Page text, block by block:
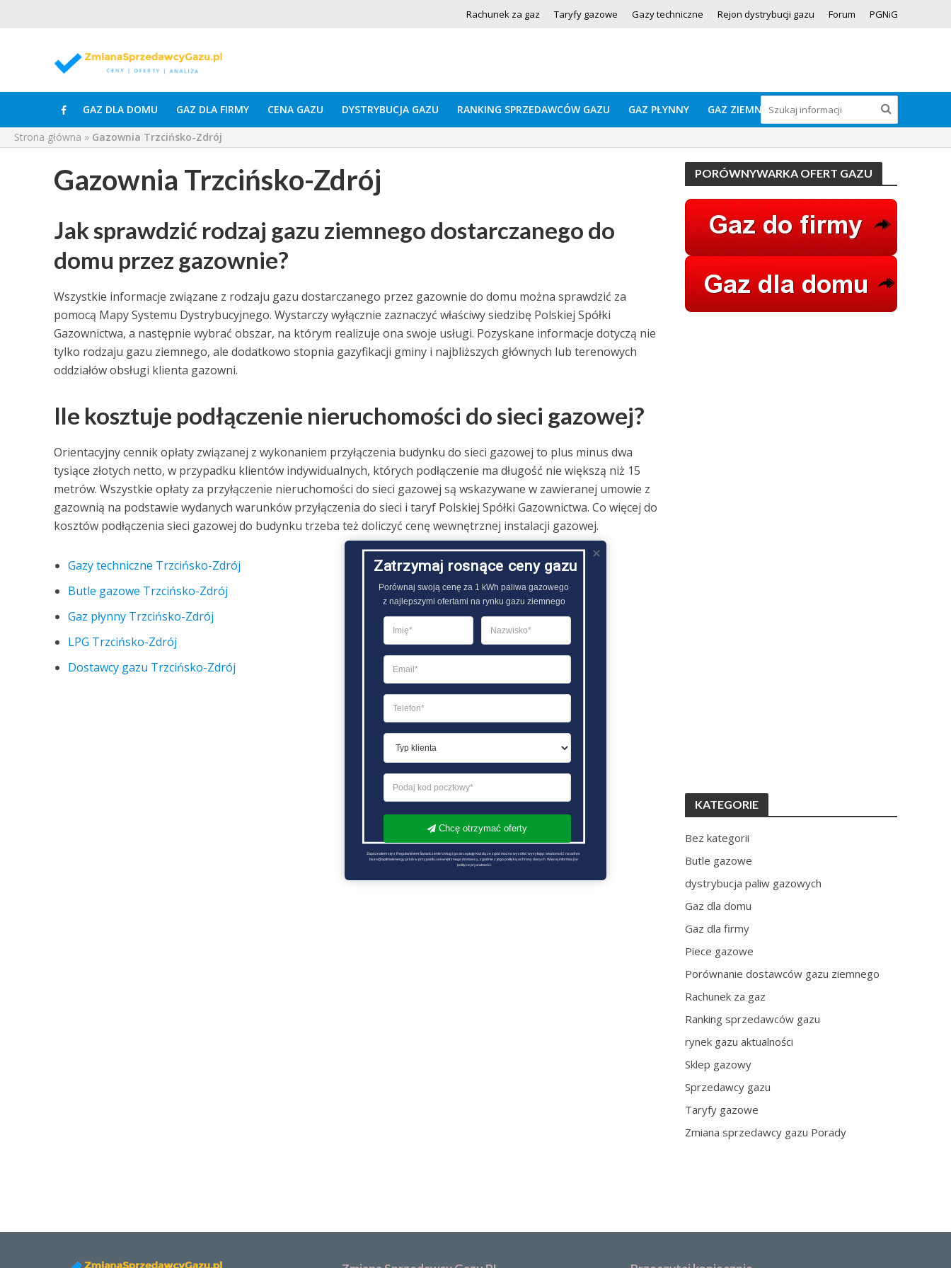
Rachunek za gaz Taryfy gazowe Gazy techniczne Rejon dystrybucji gazu Forum PGNiG
GAZ DLA DOMU GAZ DLA FIRMY CENA GAZU DYSTRYBUCJA GAZU RANKING SPRZEDAWCÓW GAZU GAZ PŁYNNY GAZ ZIEMNY
Strona główna » Gazownia Trzcińsko-Zdrój
Gazownia Trzcińsko-Zdrój
Jak sprawdzić rodzaj gazu ziemnego dostarczanego do
domu przez gazownie?
Wszystkie informacje związane z rodzaju gazu dostarczanego przez gazownie do domu można sprawdzić za
pomocą Mapy Systemu Dystrybucyjnego. Wystarczy wyłącznie zaznaczyć właściwy siedzibę Polskiej Spółki
Gazownictwa, a następnie wybrać obszar, na którym realizuje ona swoje usługi. Pozyskane informacje dotyczą nie
tylko rodzaju gazu ziemnego, ale dodatkowo stopnia gazyfikacji gminy i najbliższych głównych lub terenowych
oddziałów obsługi klienta gazowni.
Ile kosztuje podłączenie nieruchomości do sieci gazowej?
Orientacyjny cennik opłaty związanej z wykonaniem przyłączenia budynku do sieci gazowej to plus minus dwa
tysiące złotych netto, w przypadku klientów indywidualnych, których podłączenie ma długość nie większą niż 15
metrów. Wszystkie opłaty za przyłączenie nieruchomości do sieci gazowej są wskazywane w zawieranej umowie z
gazownią na podstawie wydanych warunków przyłączenia do sieci i taryf Polskiej Spółki Gazownictwa. Co więcej do
kosztów podłączenia sieci gazowej do budynku trzeba też doliczyć cenę wewnętrznej instalacji gazowej.
Gazy techniczne Trzcińsko-Zdrój
Butle gazowe Trzcińsko-Zdrój
Gaz płynny Trzcińsko-Zdrój
LPG Trzcińsko-Zdrój
Dostawcy gazu Trzcińsko-Zdrój
PORÓWNYWARKA OFERT GAZU
KATEGORIE
Bez kategorii
Butle gazowe
dystrybucja paliw gazowych
Gaz dla domu
Gaz dla firmy
Piece gazowe
Porównanie dostawców gazu ziemnego
Rachunek za gaz
Ranking sprzedawców gazu
rynek gazu aktualności
Sklep gazowy
Sprzedawcy gazu
Taryfy gazowe
Zmiana sprzedawcy gazu Porady
Zatrzymaj rosnące ceny gazu
Porównaj swoją cenę za 1 kWh paliwa gazowego
z najlepszymi ofertami na rynku gazu ziemnego
Chcę otrzymać oferty
Zapoznałem się z Regulaminem Świadczenie Usług i go akceptuję Każdą ze zgód można wycofać wysyłając wiadomość na adres
biuro@optimalenergy.pl lub w przypadku zewnętrznego dostawcy, zgodnie z jego polityką ochrony danych. Więcej informacji w
polityce prywatności